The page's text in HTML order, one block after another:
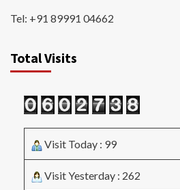
Tel: +91 89991 04662
Total Visits
Visit Today : 99
Visit Yesterday : 262